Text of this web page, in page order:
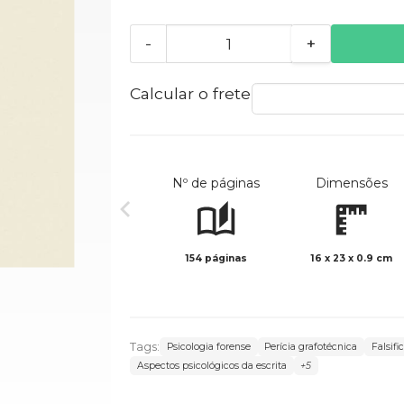
- +
Calcular o frete
Nº de páginas
154 páginas
Dimensões
16 x 23 x 0.9 cm
Tags: Psicologia forense Perícia grafotécnica
Aspectos psicológicos da escrita
+5